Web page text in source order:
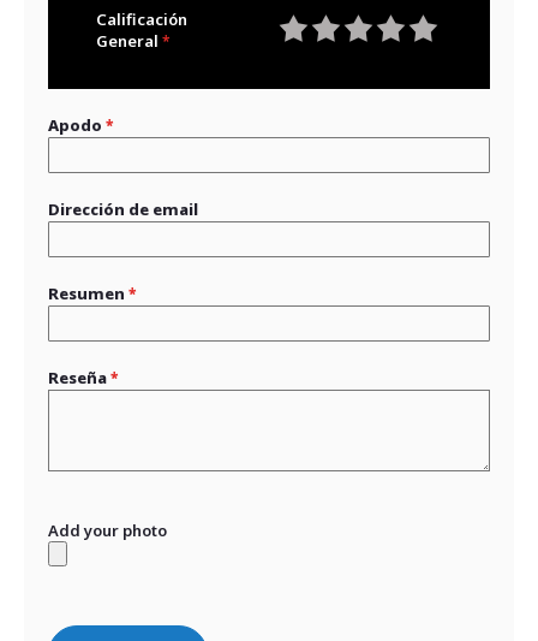
Calificación
General
Apodo
Dirección de email
Resumen
Reseña
Add your photo